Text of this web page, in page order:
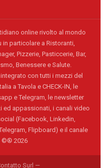
online rivolto al mondo
in particolare a Ristoranti,
Pizzerie, Pasticcerie, Bar,
Benessere e Salute.
con tutti i mezzi del
a Tavola e CHECK-IN, le
e Telegram, le newsletter
appassionati, i canali video
(Facebook, Linkedin,
Flipboard) e il canale
©® 2026
Surl —